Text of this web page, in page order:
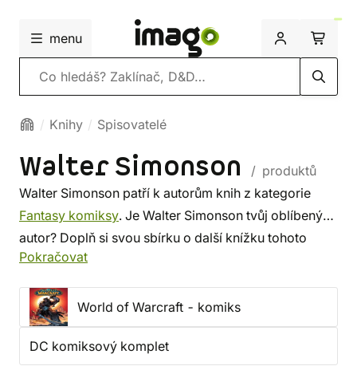
menu
Vyhledávání
Knihy Spisovatelé
Walter Simonson
/ produktů
Walter Simonson patří k autorům knih z kategorie
Fantasy komiksy. Je Walter Simonson tvůj oblíbený
autor? Doplň si svou sbírku o další knížku tohoto
spisovatele, nebo si prohlédni
někdo podle autora. U nás si vybereš z méně
známých i z těch proslulých. ✔️ Nabízíme levnou
dopravu, rychlé dodání a bezpečný nákup!
Pokračovat
World of Warcraft - komiks
DC komiksový komplet